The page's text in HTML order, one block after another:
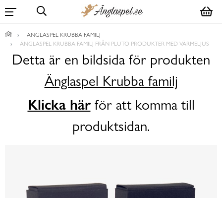
ÄNGLASPEL KRUBBA FAMILJ
ÄNGLASPEL KRUBBA FAMILJ FRÅN PLUTO PRODUKTER MED VÄRMELJUS
Detta är en bildsida för produkten
Änglaspel Krubba familj
Klicka härför att komma till
produktsidan.